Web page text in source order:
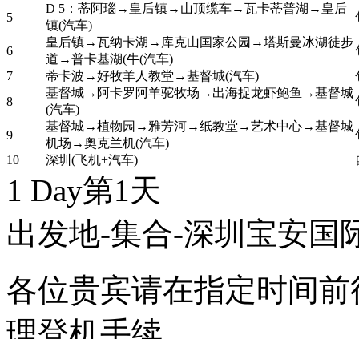
5
D 5：蒂阿瑙→皇后镇→山顶缆车→瓦卡蒂普湖→皇后
镇(汽车)
6
皇后镇→瓦纳卡湖→库克山国家公园→塔斯曼冰湖徒步
道→普卡基湖(牛(汽车)
7
蒂卡波→好牧羊人教堂→基督城(汽车)
8
基督城→阿卡罗阿羊驼牧场→出海捉龙虾鲍鱼→基督城
(汽车)
9
基督城→植物园→雅芳河→纸教堂→艺术中心→基督城
机场→奥克兰机(汽车)
10
深圳(飞机+汽车)
1 Day第1天
出发地-集合-深圳宝安国
各位贵宾请在指定时间